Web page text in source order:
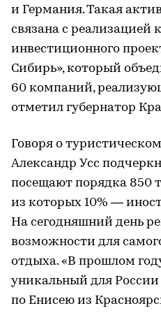
и Германия. Такая
связана с реализацией
инвестиционного
Сибирь», который
60 компаний,
отметил губернатор
Говоря о
Александр Усс
посещают порядка 850
из которых 10% —
На сегодняшний день
возможности для
отдыха. «В прошлом
уникальный для
по Енисею из